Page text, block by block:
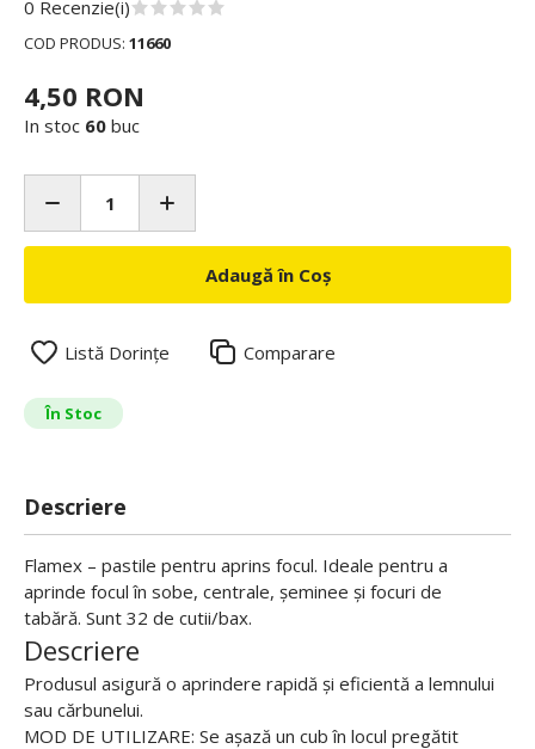
0 Recenzie(i)
COD PRODUS: 11660
4,50 RON
In stoc 60 buc
Adaugă în Coș
Listă Dorințe Comparare
În Stoc
Descriere
Flamex – pastile pentru aprins focul. Ideale pentru a
aprinde focul în sobe, centrale, șeminee și focuri de
tabără. Sunt 32 de cutii/bax.
Descriere
Produsul asigură o aprindere rapidă și eficientă a lemnului
sau cărbunelui.
MOD DE UTILIZARE: Se așază un cub în locul pregătit